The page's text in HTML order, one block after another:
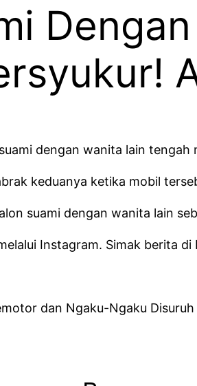
dengan wanita lain
keduanya ketika mobil
suami dengan wanita lain
Instagram. Simak berita
dan Ngaku-Ngaku Disuruh